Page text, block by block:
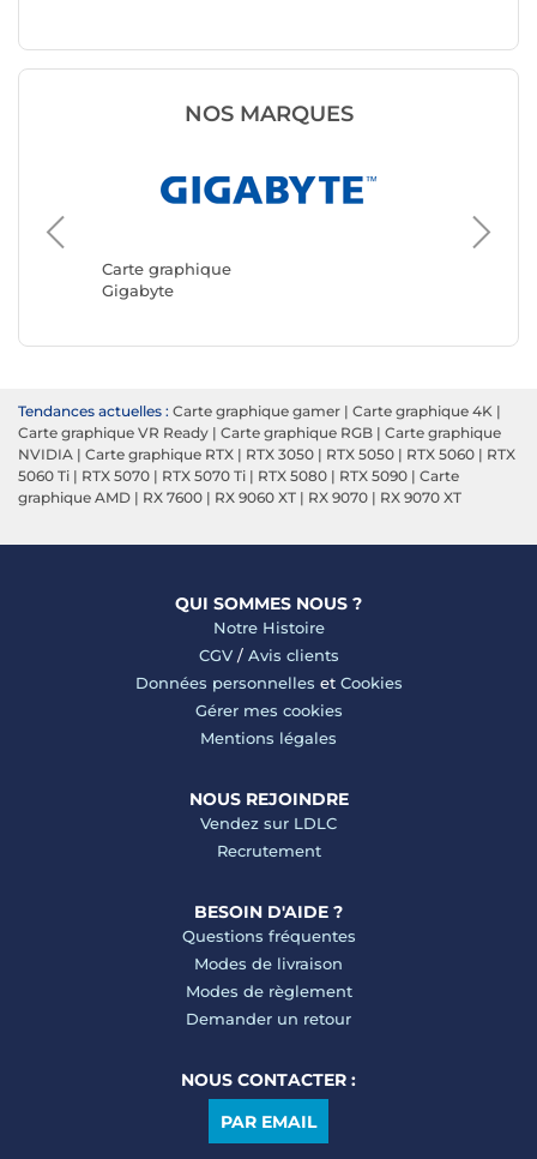
NOS MARQUES
Carte graphique
Gigabyte
Carte
ASUS
Tendances actuelles : Carte graphique gamer | Carte graphique 4K |
Carte graphique VR Ready | Carte graphique RGB | Carte graphique
NVIDIA | Carte graphique RTX | RTX 3050 | RTX 5050 | RTX 5060 | RTX
5060 Ti | RTX 5070 | RTX 5070 Ti | RTX 5080 | RTX 5090 | Carte
graphique AMD | RX 7600 | RX 9060 XT | RX 9070 | RX 9070 XT
QUI SOMMES NOUS ?
Notre Histoire
CGV/ Avis clients
Données personnelles et Cookies
Gérer mes cookies
Mentions légales
NOUS REJOINDRE
Vendez sur LDLC
Recrutement
BESOIN D'AIDE ?
Questions fréquentes
Modes de livraison
Modes de règlement
Demander un retour
NOUS CONTACTER :
PAR EMAIL